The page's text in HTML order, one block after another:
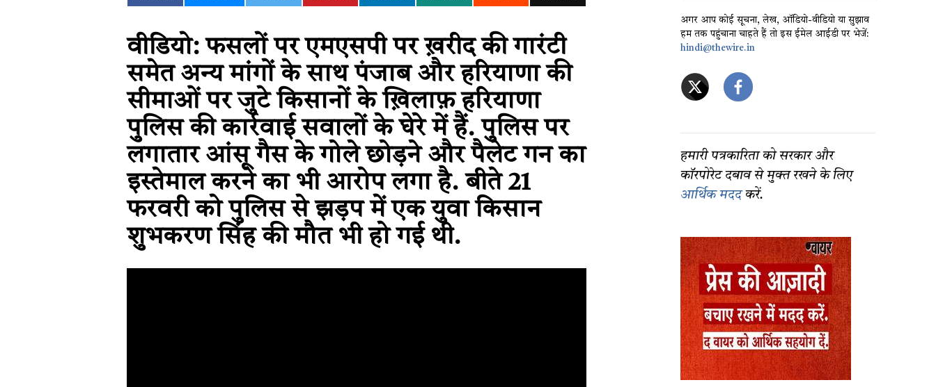
वीडियो: फसलों पर एमएसपी पर ख़रीद की गारंटी
समेत अन्य मांगों के साथ पंजाब और हरियाणा की
सीमाओं पर जुटे किसानों के ख़िलाफ़ हरियाणा
पुलिस की कार्रवाई सवालों के घेरे में हैं. पुलिस पर
लगातार आंसू गैस के गोले छोड़ने और पैलेट गन का
इस्तेमाल करने का भी आरोप लगा है. बीते 21
फरवरी को पुलिस से झड़प में एक युवा किसान
शुभकरण सिंह की मौत भी हो गई थी.
अगर आप कोई सूचना, लेख, ऑडियो-वीडियो या सुझाव
हम तक पहुंचाना चाहते हैं तो इस ईमेल आईडी पर भेजें:
hindi@thewire.in
हमारी पत्रकारिता को सरकार और
कॉरपोरेट दबाव से मुक्त रखने के लिए
आर्थिक मददकरें.